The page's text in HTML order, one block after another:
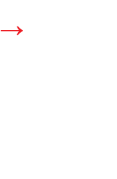
furtun 12V 45 l/min
Germany
→